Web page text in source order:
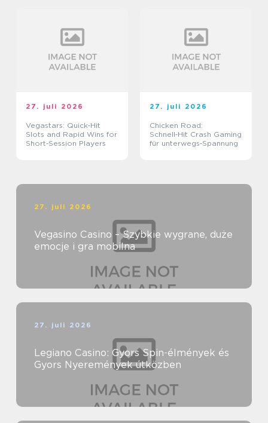
27. juli 2026
Vegastars: Quick‑Hit
Slots and Rapid Wins for
Short‑Session Players
27. juli 2026
Chicken Road:
Schnell‑Hit Crash Gaming
für unterwegs‑Spannung
27. juli 2026
Vegasino Casino – Szybkie wygrane, duże
emocje i gra mobilna
27. juli 2026
Legiano Casino: Gyors Spin-élmények és
Gyors Nyeremények útközben